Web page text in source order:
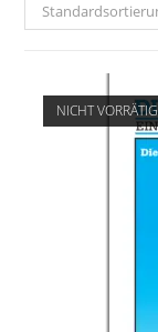
NICHT VORRÄTIG